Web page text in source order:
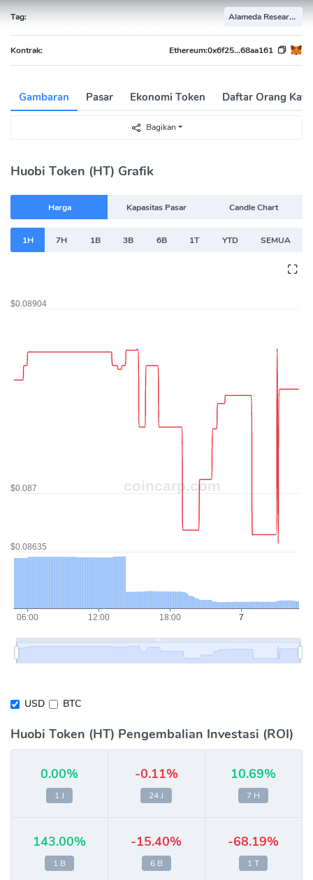
Tag: Alameda Research Portfolio
Kontrak: Ethereum:0x6f25...68aa161
Gambaran Pasar Ekonomi Token Daftar Orang Kaya
Bagikan
Huobi Token (HT) Grafik
Harga Kapasitas Pasar Candle Chart
1H 7H 1B 3B 6B 1T YTD SEMUA
USD BTC
Huobi Token (HT) Pengembalian Investasi (ROI)
0.00%
1 J
-0.11%
24 J
10.69%
7 H
143.00%
1 B
-15.40%
6 B
-68.19%
1 T